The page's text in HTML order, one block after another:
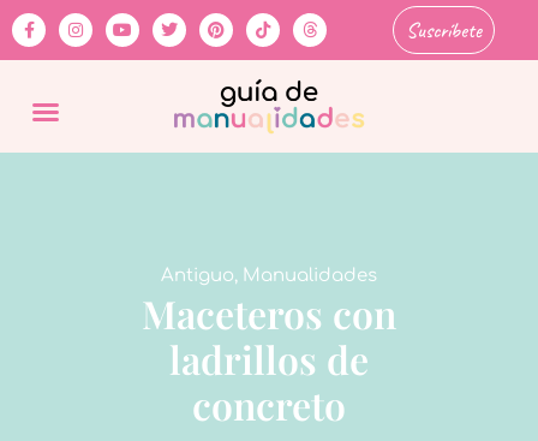
Suscríbete
Antiguo, Manualidades
Maceteros con
ladrillos de
concreto